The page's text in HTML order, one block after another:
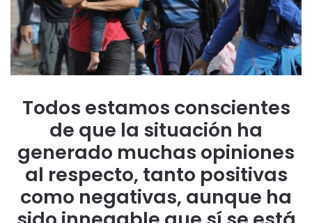
Todos estamos conscientes
de que la situación ha
generado muchas opiniones
al respecto, tanto positivas
como negativas, aunque ha